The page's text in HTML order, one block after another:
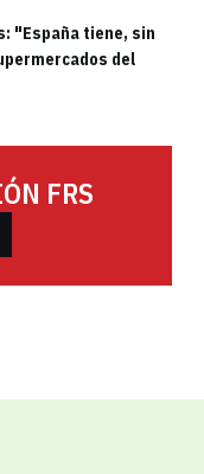
"España tiene, sin
del
FRS